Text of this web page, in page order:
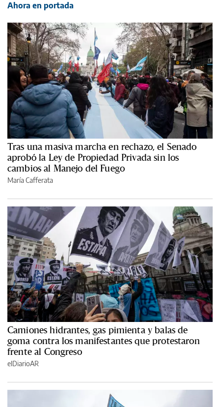
Ahora en portada
Tras una masiva marcha en rechazo, el Senado
aprobó la Ley de Propiedad Privada sin los
cambios al Manejo del Fuego
María Cafferata
Camiones hidrantes, gas pimienta y balas de
goma contra los manifestantes que protestaron
frente al Congreso
elDiarioAR